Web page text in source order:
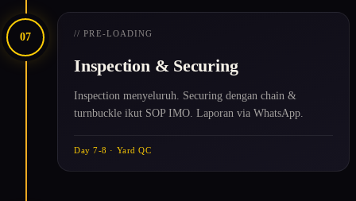
07 // PRE-LOADING
Inspection & Securing
Inspection menyeluruh. Securing dengan chain &
turnbuckle ikut SOP IMO. Laporan via WhatsApp.
Day 7-8 · Yard QC